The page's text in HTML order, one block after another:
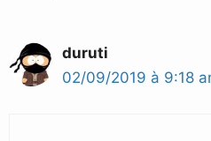
duruti
02/09/2019 à 9:18